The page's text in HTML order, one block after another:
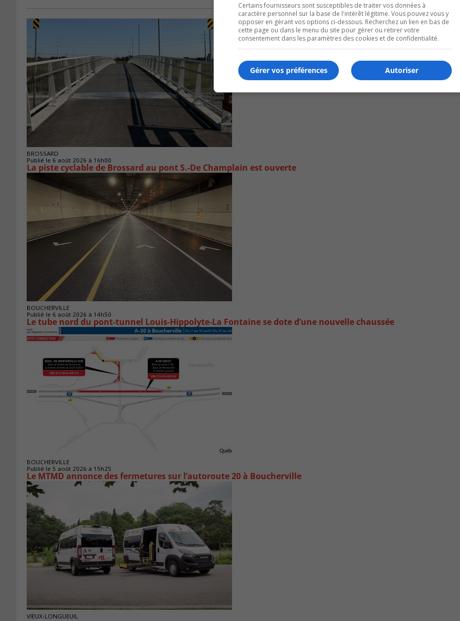
BROSSARD
Publié le 6 août 2026 à 16h00
La piste cyclable de Brossard au pont S.-De Champlain est ouverte
BOUCHERVILLE
Publié le 6 août 2026 à 14h50
Le tube nord du pont-tunnel Louis-Hippolyte-La Fontaine se dote d’une nouvelle chaussée
BOUCHERVILLE
Publié le 5 août 2026 à 15h25
Le MTMD annonce des fermetures sur l’autoroute 20 à Boucherville
VIEUX-LONGUEUIL
Certains fournisseurs sont susceptibles de traiter vos données à
caractère personnel sur la base de l'intérêt légitime. Vous pouvez vous y
opposer en gérant vos options ci-dessous. Recherchez un lien en bas de
cette page ou dans le menu du site pour gérer ou retirer votre
consentement dans les paramètres des cookies et de confidentialité.
Autoriser
Gérer vos préférences